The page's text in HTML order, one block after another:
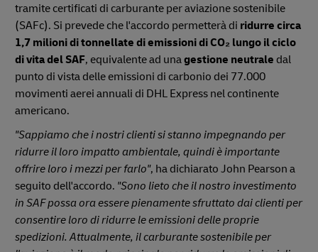
tramite certificati di carburante per aviazione sostenibile
(SAFc). Si prevede che l'accordo permetterà di ridurre circa
1,7 milioni di tonnellate di emissioni di CO₂ lungo il ciclo
di vita del SAF, equivalente ad unagestione neutrale dal
punto di vista delle emissioni di carbonio dei 77.000
movimenti aerei annuali di DHL Express nel continente
americano.
"Sappiamo che i nostri clienti si stanno impegnando per
ridurre il loro impatto ambientale, quindi è importante
offrire loro i mezzi per farlo", ha dichiarato John Pearson a
seguito dell'accordo. "Sono lieto che il nostro investimento
in SAF possa ora essere pienamente sfruttato dai clienti per
consentire loro di ridurre le emissioni delle proprie
spedizioni. Attualmente, il carburante sostenibile per